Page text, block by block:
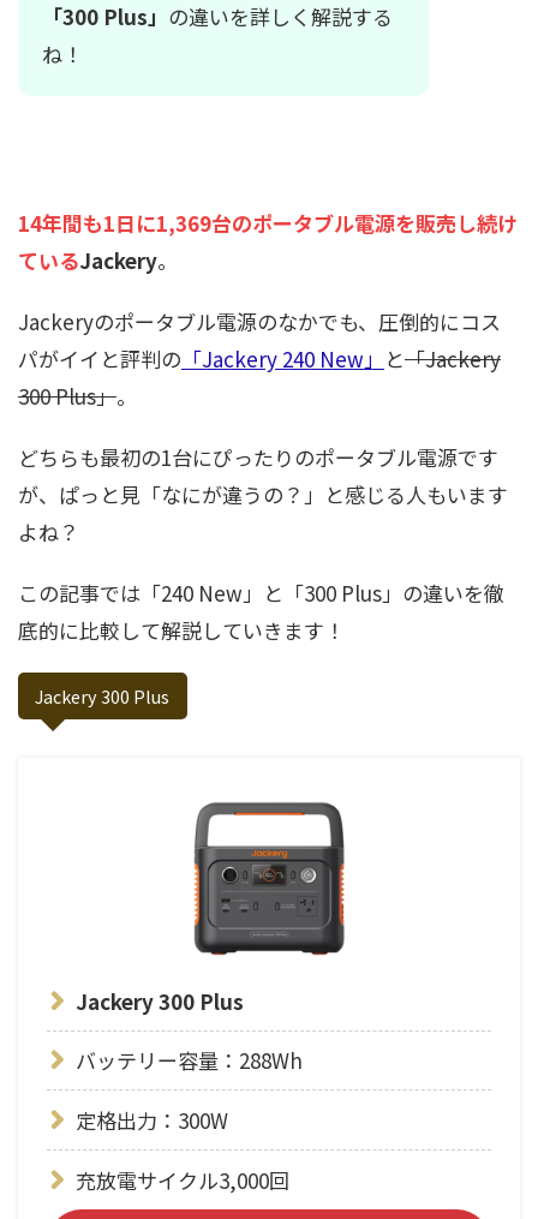
「300 Plus」 の違いを詳しく解説する
ね！
14年間も1日に1,369台のポータブル電源を販売し続け
ているJackery。
Jackeryのポータブル電源のなかでも、圧倒的にコス
パがイイと評判の 「Jackery 240 New」 と「Jackery
300 Plus」。
どちらも最初の1台にぴったりのポータブル電源です
が、ぱっと見「なにが違うの？」と感じる人もいます
よね？
この記事では「240 New」と「300 Plus」の違いを徹
底的に比較して解説していきます！
Jackery 300 Plus
Jackery 300 Plus
バッテリー容量：288Wh
定格出力：300W
充放電サイクル3,000回